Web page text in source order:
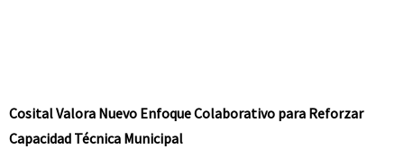
Cosital Valora Nuevo Enfoque Colaborativo para Reforzar
Capacidad Técnica Municipal